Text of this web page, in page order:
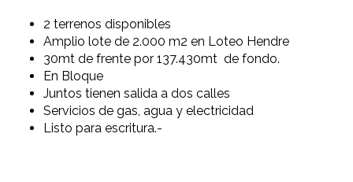
2 terrenos disponibles
Amplio lote de 2.000 m2 en Loteo Hendre
30mt de frente por 137.430mt de fondo.
En Bloque
Juntos tienen salida a dos calles
Servicios de gas, agua y electricidad
Listo para escritura.-